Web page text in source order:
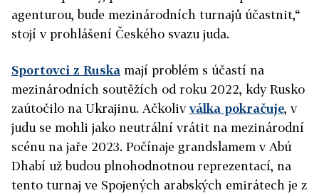
agenturou, bude mezinárodních turnajů účastnit,“
stojí v prohlášení Českého svazu juda.
Sportovci z Ruska mají problém s účastí na
mezinárodních soutěžích od roku 2022, kdy Rusko
zaútočilo na Ukrajinu. Ačkolivválka pokračuje, v
judu se mohli jako neutrální vrátit na mezinárodní
scénu na jaře 2023. Počínaje grandslamem v Abú
Dhabí už budou plnohodnotnou reprezentací, na
tento turnaj ve Spojených arabských emirátech je z